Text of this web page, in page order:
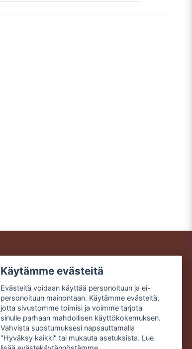
Nopeat toimitukset
Turvalliset ostokset
Ilmainen toimitus yli 49 €
tilauksiin
Käytämme evästeitä
Evästeitä voidaan käyttää personoituun ja ei-
personoituun mainontaan. Käytämme evästeitä,
jotta sivustomme toimisi ja voimme tarjota
sinulle parhaan mahdollisen käyttökokemuksen.
Vahvista suostumuksesi napsauttamalla
"Hyväksy kaikki" tai mukauta asetuksista. Lue